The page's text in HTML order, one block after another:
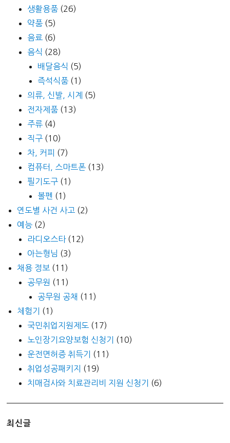
생활용품 (26)
약품 (5)
음료 (6)
음식 (28)
배달음식 (5)
즉석식품 (1)
의류, 신발, 시계 (5)
전자제품 (13)
주류 (4)
직구 (10)
차, 커피 (7)
컴퓨터, 스마트폰 (13)
필기도구 (1)
볼펜 (1)
연도별 사건 사고 (2)
예능 (2)
라디오스타(12)
아는형님 (3)
채용 정보 (11)
공무원 (11)
공무원 공채 (11)
체험기
(1)
국민취업지원제도 (17)
노인장기요양보험 신청기
(10)
운전면허증 취득기
(11)
취업성공패키지
(19)
치매검사와 치료관리비 지원 신청기
(6)
최신글